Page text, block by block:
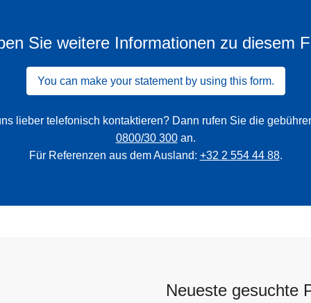
Sie weitere Informationen zu diesem
You can make your statement by using this form.
lieber telefonisch kontaktieren? Dann rufen Sie die
0800/30 300an.
Für Referenzen aus dem Ausland: +32 2 554 44 88.
Neueste gesuchte